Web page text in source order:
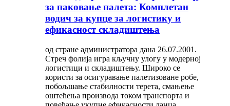
за паковање палета: Комплетан
водич за купце за логистику и
ефикасност складиштења
од стране администратора дана 26.07.2001.
Стреч фолија игра кључну улогу у модерној
логистици и складиштењу. Широко се
користи за осигуравање палетизоване робе,
побољшање стабилности терета, смањење
оштећења производа током транспорта и